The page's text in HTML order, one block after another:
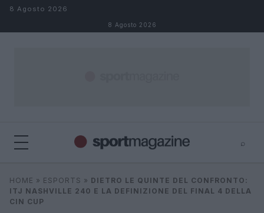
Salta al contenuto
8 Agosto 2026
8 Agosto 2026
⌕
Cerca
⌕ ×
HOME » ESPORTS » DIETRO LE QUINTE DEL CONFRONTO:
ITJ NASHVILLE 240 E LA DEFINIZIONE DEL FINAL 4 DELLA
CIN CUP